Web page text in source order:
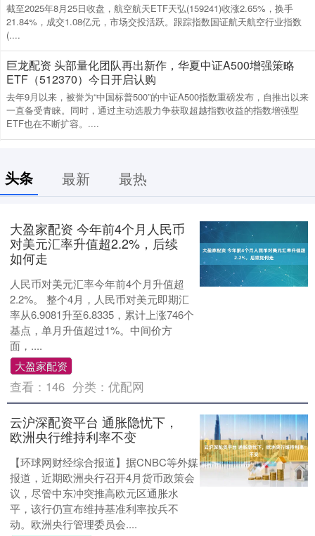
截至2025年8月25日收盘，航空航天ETF天弘(159241)收涨2.65%，换手
21.84%，成交1.08亿元，市场交投活跃。跟踪指数国证航天航空行业指数
(....
巨龙配资 头部量化团队再出新作，华夏中证A500增强策略
ETF（512370）今日开启认购
去年9月以来，被誉为“中国标普500”的中证A500指数重磅发布，自推出以来
一直备受青睐。同时，通过主动选股力争获取超越指数收益的指数增强型
ETF也在不断扩容。....
头条 最新 最热
大盈家配资 今年前4个月人民币
对美元汇率升值超2.2%，后续
如何走
人民币对美元汇率今年前4个月升值超
2.2%。 整个4月，人民币对美元即期汇
率从6.9081升至6.8335，累计上涨746个
基点，单月升值超过1%。中间价方
面，....
大盈家配资
查看： 146 分类：优配网
云沪深配资平台 通胀隐忧下，
欧洲央行维持利率不变
【环球网财经综合报道】据CNBC等外媒
报道，近期欧洲央行召开4月货币政策会
议，尽管中东冲突推高欧元区通胀水
平，该行仍宣布维持基准利率按兵不
动。欧洲央行管理委员会....